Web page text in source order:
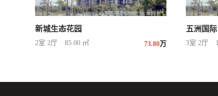
新城生态花园
2室 2厅 85.00 ㎡ 73.80万
五洲国际
3室 2厅